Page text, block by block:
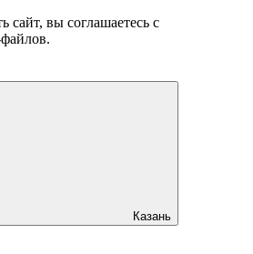
сайт, вы соглашаетесь с
Казань